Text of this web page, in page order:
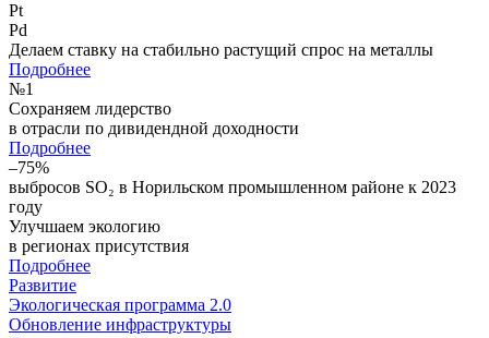
Pt
Pd
Делаем ставку на стабильно растущий спрос на металлы
Подробнее
№1
Сохраняем лидерство
в отрасли по дивидендной доходности
Подробнее
–75%
выбросов SO₂ в Норильском промышленном районе к 2023
году
Улучшаем экологию
в регионах присутствия
Подробнее
Развитие
Экологическая программа 2.0
Обновление инфраструктуры